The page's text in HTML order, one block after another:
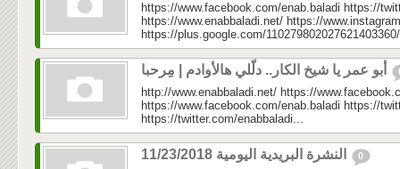
https://www.facebook.com/enab.baladi https://
https://www.enabbaladi.net/ https://
https://plus.google.com/
http://www.enabbaladi.net/ https://
https://www.facebook.com/enab.baladi https://
https://twitter.com/enabbaladi...
0